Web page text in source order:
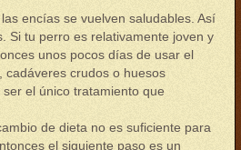
encías se vuelven saludables. Así
Si tu perro es relativamente joven y
unos pocos días de usar el
cadáveres crudos o huesos
el único tratamiento que
de dieta no es suficiente para
el siguiente paso es un